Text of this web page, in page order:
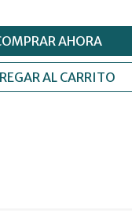
AHORA
AL CARRITO